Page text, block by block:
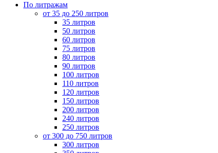
По литражам
от 35 до 250 литров
35 литров
50 литров
60 литров
75 литров
80 литров
90 литров
100 литров
110 литров
120 литров
150 литров
200 литров
240 литров
250 литров
от 300 до 750 литров
300 литров